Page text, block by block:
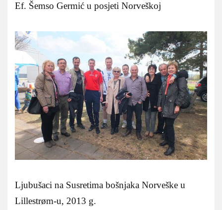
Ef. Šemso Germić u posjeti Norveškoj
Ljubušaci na Susretima bošnjaka Norveške u
Lillestrøm-u, 2013 g.